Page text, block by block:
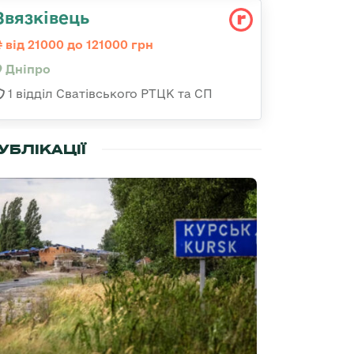
від 21000 до 121000 грн
Дніпро
1 відділ Сватівського РТЦК та СП